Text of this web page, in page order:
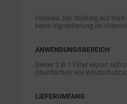
Hinweis: Der Stellring auf
keine Vignettierung im
ANWENDUNGSBEREICH
Dieser 2 in 1 Filter eignet sich
Oberflächen wie
LIEFERUMFANG